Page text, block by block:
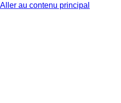
Aller au contenu principal